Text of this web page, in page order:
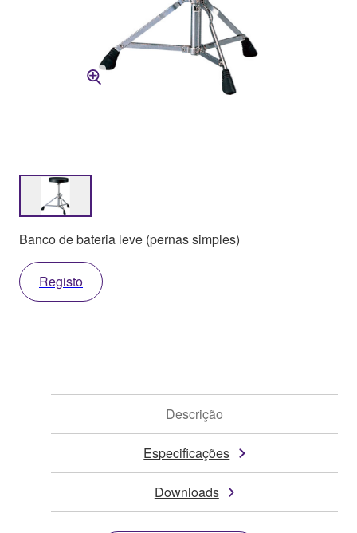
Banco de bateria leve (pernas simples)
Registo
Descrição
Especificações
Downloads